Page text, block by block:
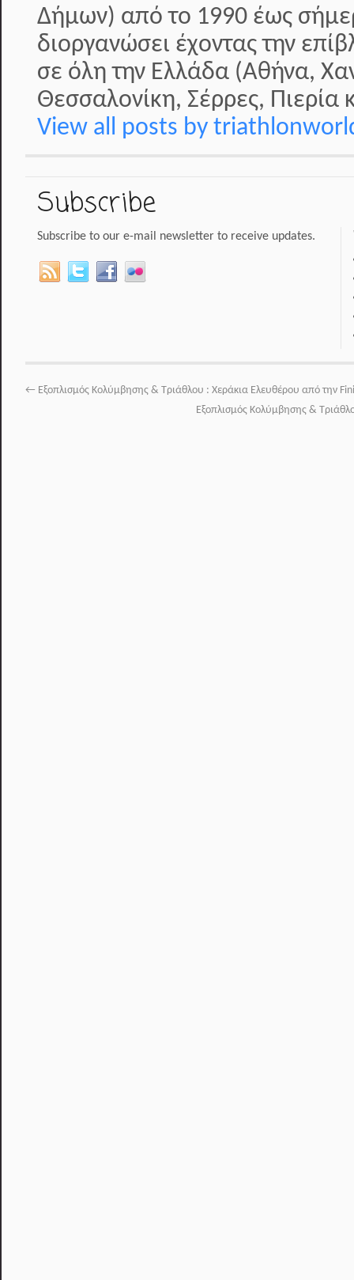
Δήμων) από το 1990 έως
διοργανώσει έχοντας την
σε όλη την Ελλάδα (Αθήνα,
Θεσσαλονίκη, Σέρρες, Πιερία
View all posts by
Subscribe
Subscribe to our e-mail newsletter to receive updates.
← Εξοπλισμός Κολύμβησης & Τριάθλου : Χεράκια Ελευθέρου από την
Εξοπλισμός Κολύμβησης &